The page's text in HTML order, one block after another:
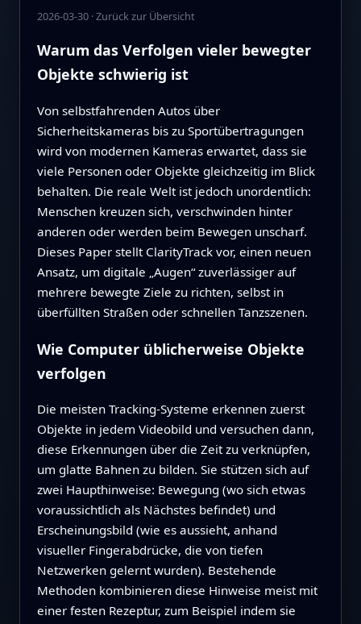
2026-03-30·Zurück zur Übersicht
Warum das Verfolgen vieler bewegter
Objekte schwierig ist
Von selbstfahrenden Autos über
Sicherheitskameras bis zu Sportübertragungen
wird von modernen Kameras erwartet, dass sie
viele Personen oder Objekte gleichzeitig im Blick
behalten. Die reale Welt ist jedoch unordentlich:
Menschen kreuzen sich, verschwinden hinter
anderen oder werden beim Bewegen unscharf.
Dieses Paper stellt ClarityTrack vor, einen neuen
Ansatz, um digitale „Augen“ zuverlässiger auf
mehrere bewegte Ziele zu richten, selbst in
überfüllten Straßen oder schnellen Tanzszenen.
Wie Computer üblicherweise Objekte
verfolgen
Die meisten Tracking-Systeme erkennen zuerst
Objekte in jedem Videobild und versuchen dann,
diese Erkennungen über die Zeit zu verknüpfen,
um glatte Bahnen zu bilden. Sie stützen sich auf
zwei Haupthinweise: Bewegung (wo sich etwas
voraussichtlich als Nächstes befindet) und
Erscheinungsbild (wie es aussieht, anhand
visueller Fingerabdrücke, die von tiefen
Netzwerken gelernt wurden). Bestehende
Methoden kombinieren diese Hinweise meist mit
einer festen Rezeptur, zum Beispiel indem sie